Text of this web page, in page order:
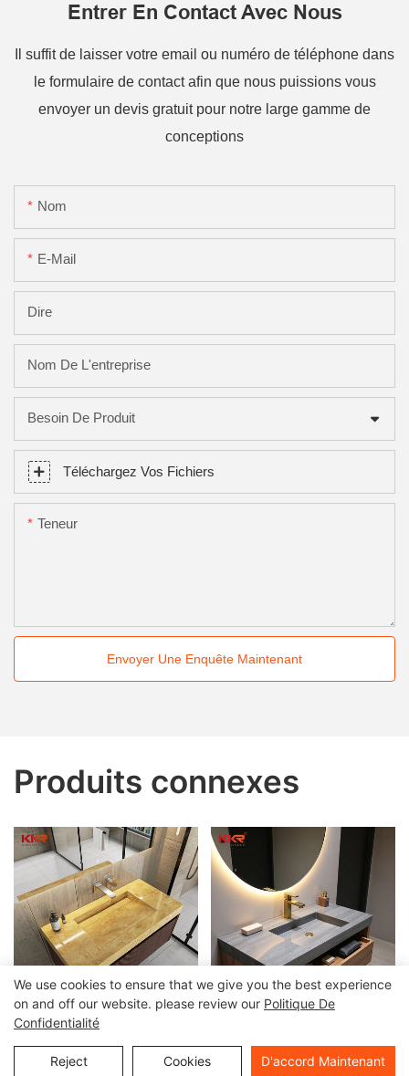
Entrer En Contact Avec Nous
Il suffit de laisser votre email ou numéro de téléphone dans
le formulaire de contact afin que nous puissions vous
envoyer un devis gratuit pour notre large gamme de
conceptions
Nom
E-Mail
Dire
Nom De L'entreprise
Besoin De Produit
Téléchargez Vos Fichiers
Teneur
Envoyer Une Enquête Maintenant
Produits connexes
Conception de lavabo de
vanité inspirée par les
Solide Salle de salle de
We use cookies to ensure that we give you the best experience
on and off our website. please review our Politique De
Confidentialité
Reject Cookies D'accord Maintenant